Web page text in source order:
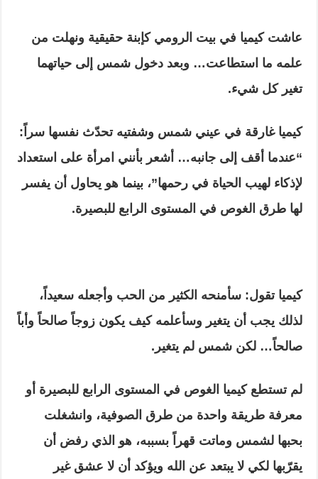
عاشت كيميا في بيت الرومي كإبنة حقيقية ونهلت من
علمه ما استطاعت… وبعد دخول شمس إلى حياتهما
تغير كل شيء.
كيميا غارقة في عيني شمس وشفتيه تحدّث نفسها سراً:
“عندما أقف إلى جانبه… أشعر بأنني امرأة على استعداد
لإذكاء لهيب الحياة في رحمها”، بينما هو يحاول أن يفسر
لها طرق الغوص في المستوى الرابع للبصيرة.
كيميا تقول: سأمنحه الكثير من الحب وأجعله سعيداً،
لذلك يجب أن يتغير وسأعلمه كيف يكون زوجاً صالحاً وأباً
صالحاً… لكن شمس لم يتغير.
لم تستطع كيميا الغوص في المستوى الرابع للبصيرة أو
معرفة طريقة واحدة من طرق الصوفية، وانشغلت
بحبها لشمس وماتت قهراً بسببه، هو الذي رفض أن
يقرّبها لكي لا يبتعد عن الله ويؤكد أن لا عشق غير